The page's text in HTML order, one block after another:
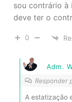
sou contrário à
deve ter o
0
Adm.
Responder
A estatização